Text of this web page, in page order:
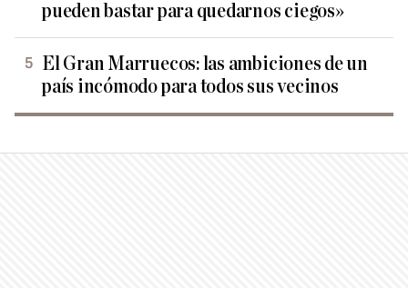
pueden bastar para quedarnos ciegos»
El Gran Marruecos: las ambiciones de un
país incómodo para todos sus vecinos